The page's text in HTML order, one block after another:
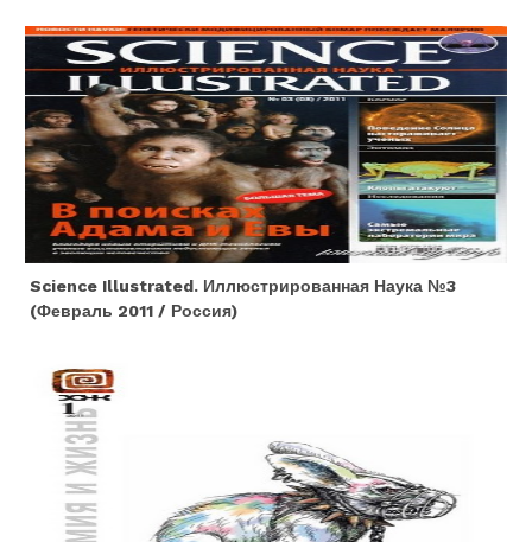
Science Illustrated. Иллюстрированная Наука №3
(февраль 2011 / Россия)